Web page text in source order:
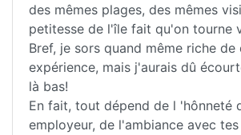
des mêmes plages, des mêmes
petitesse de l'île fait qu'on tourne
Bref, je sors quand même riche de
expérience, mais j'aurais dû
là bas!
En fait, tout dépend de l 'hônneté
employeur, de l'ambiance avec